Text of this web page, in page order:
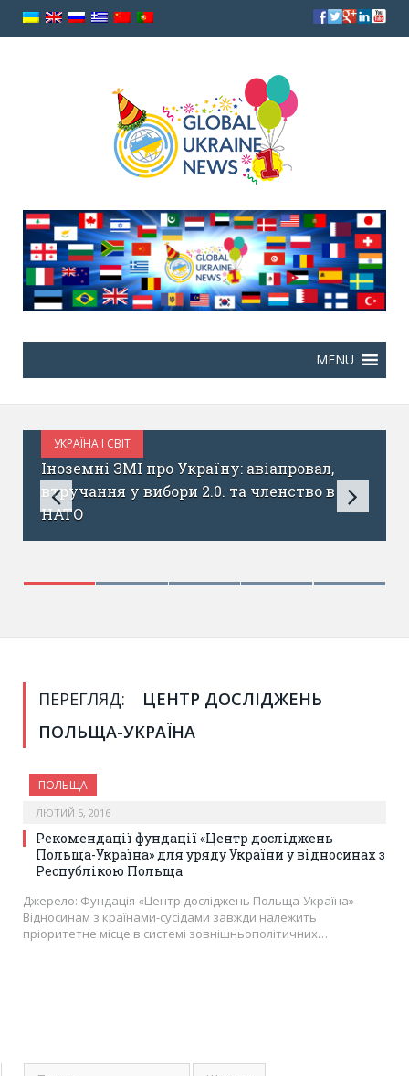
про Україну: авіапровал,
вибори 2.0. та членство в
Допомагаємо
відчиняти
ПЕРЕГЛЯД:
ЦЕНТР ДОСЛІДЖЕНЬ
ПОЛЬЩА-УКРАЇНА
ПОЛЬЩА
ЛЮТИЙ 5, 2016
Рекомендації фундації «Центр досліджень
Польща-Україна» для уряду України у відносинах з
Республікою Польща
Джерело: Фундація «Центр досліджень Польща-Україна»
Відносинам з країнами-сусідами завжди належить
пріоритетне місце в системі зовнішньополітичних…